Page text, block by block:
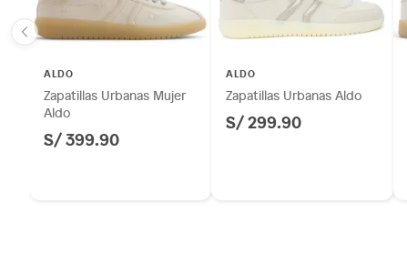
ALDO
Zapatillas Urbanas Mujer
Aldo
S/ 399.90
ALDO
Zapatillas Urbanas Aldo
S/ 299.90